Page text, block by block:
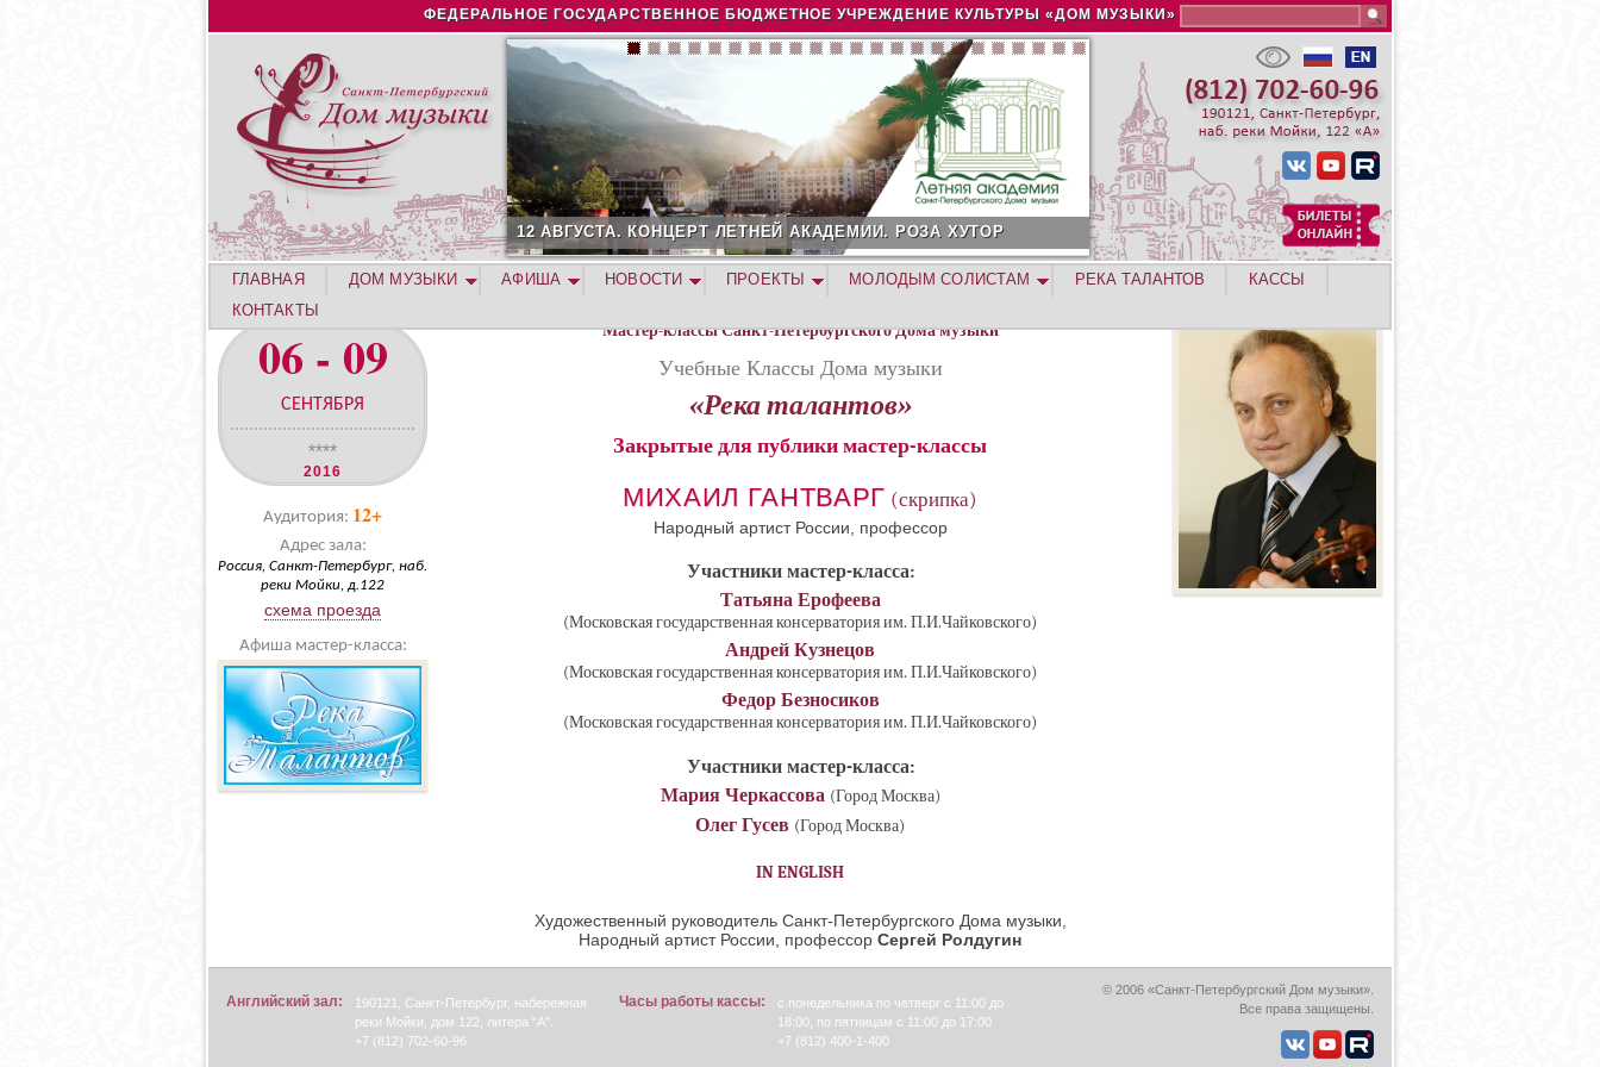
Jump to navigation
ФЕДЕРАЛЬНОЕ ГОСУДАРСТВЕННОЕ БЮДЖЕТНОЕ УЧРЕЖДЕНИЕ КУЛЬТУРЫ «ДОМ МУЗЫКИ»
12 АВГУСТА. КОНЦЕРТ ЛЕТНЕЙ АКАДЕМИИ. РОЗА ХУТОР
06 - 09
СЕНТЯБРЯ
****
2016
Аудитория: 12+
Адрес зала:
Россия, Санкт-Петербург, наб.
реки Мойки, д.122
схема проезда
Афиша мастер-класса:
Мастер-классы Санкт-Петербургского Дома музыки
Учебные Классы Дома музыки
«Река талантов»
Закрытые для публики мастер-классы
МИХАИЛ ГАНТВАРГ (скрипка)
Народный артист России, профессор
Участники мастер-класса:
Татьяна Ерофеева
(Московская государственная консерватория им. П.И.Чайковского)
Андрей Кузнецов
(Московская государственная консерватория им. П.И.Чайковского)
Федор Безносиков
(Московская государственная консерватория им. П.И.Чайковского)
Участники мастер-класса:
Мария Черкассова (Город Москва)
Олег Гусев (Город Москва)
IN ENGLISH
Художественный руководитель Санкт-Петербургского Дома музыки,
Народный артист России, профессор Сергей Ролдугин
ГЛАВНАЯ ДОМ МУЗЫКИ АФИША НОВОСТИ ПРОЕКТЫ МОЛОДЫМ СОЛИСТАМ РЕКА ТАЛАНТОВ
КАССЫ
КОНТАКТЫ
Английский зал:
190121, Санкт-Петербург, набережная
реки Мойки, дом 122, литера "А".
+7 (812) 702-60-96
Часы работы кассы:
с понедельника по четверг с 11:00 до
18:00, по пятницам с 11:00 до 17:00
+7 (812) 400-1-400
© 2006 «Санкт-Петербургский Дом музыки».
Все права защищены.